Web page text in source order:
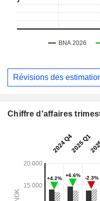
Révisions des
Chiffre d'affaires